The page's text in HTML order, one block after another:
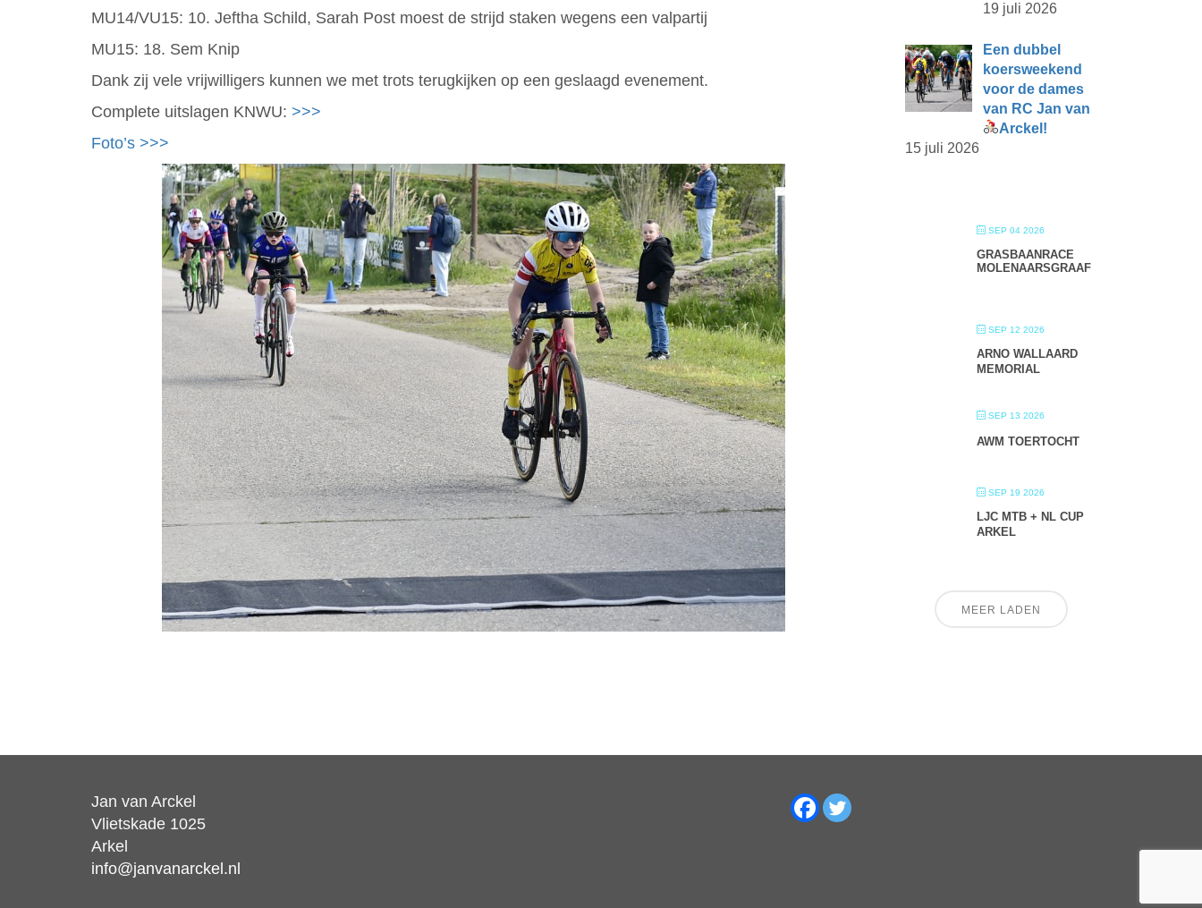
MU14/VU15: 10. Jeftha Schild, Sarah Post moest de strijd staken wegens een valpartij
MU15: 18. Sem Knip
Dank zij vele vrijwilligers kunnen we met trots terugkijken op een geslaagd evenement.
Complete uitslagen KNWU: >>>
Foto’s >>>
19 juli 2026
Een dubbel
koersweekend
voor de dames
van RC Jan van
Arckel!
15 juli 2026
SEP 04 2026
GRASBAANRACE
MOLENAARSGRAAF
SEP 12 2026
ARNO WALLAARD
MEMORIAL
SEP 13 2026
AWM TOERTOCHT
SEP 19 2026
LJC MTB + NL CUP
ARKEL
MEER LADEN
Jan van Arckel
Vlietskade 1025
Arkel
info@janvanarckel.nl